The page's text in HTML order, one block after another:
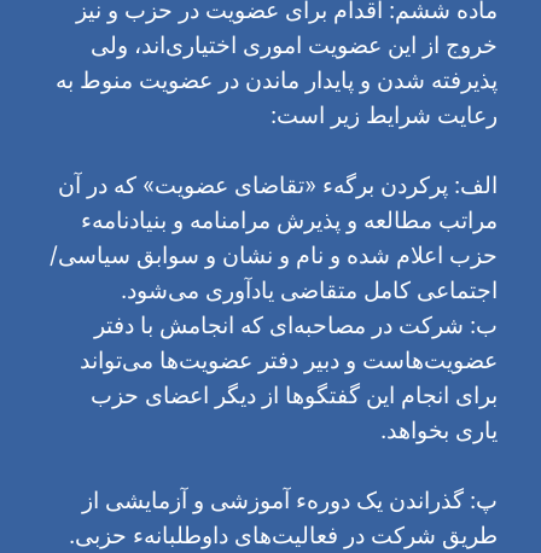
ماده ششم: اقدام برای عضویت در حزب و نیز
خروج از این عضویت اموری اختیاری‌اند، ولی
پذیرفته شدن و پایدار ماندن در عضویت منوط به
رعایت شرایط زیر است:
الف: پرکردن برگهء «تقاضای عضویت» که در آن
مراتب مطالعه و پذیرش مرامنامه و بنیادنامهء
حزب اعلام شده و نام و نشان و سوابق سیاسی/
اجتماعی کامل متقاضی یادآوری می‌شود.
ب: شرکت در مصاحبه‌ای که انجامش با دفتر
عضویت‌هاست و دبیر دفتر عضویت‌ها می‌تواند
برای انجام این گفتگوها از دیگر اعضای حزب
یاری بخواهد.
پ: گذراندن یک دورهء آموزشی و آزمایشی از
طریق شرکت در فعالیت‌های داوطلبانهء حزبی.